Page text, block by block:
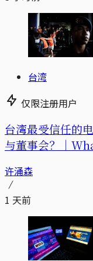
台湾
仅限注册用户
台湾最受信任的
与董事会？｜
许涌森
1 天前